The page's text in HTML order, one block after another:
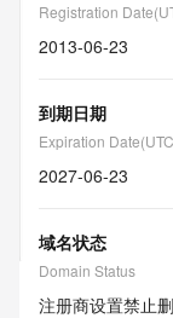
Registration
2013-06-23
到期日期
Expiration
2027-06-23
域名状态
Domain Status
注册商设置禁止